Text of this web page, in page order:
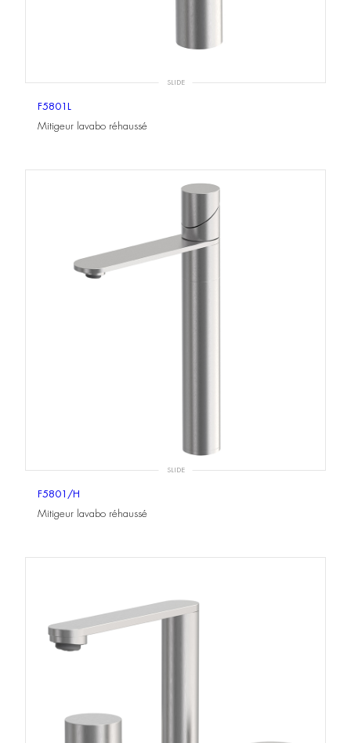
SLIDE
F5801L
Mitigeur lavabo réhaussé
SLIDE
F5801/H
Mitigeur lavabo réhaussé